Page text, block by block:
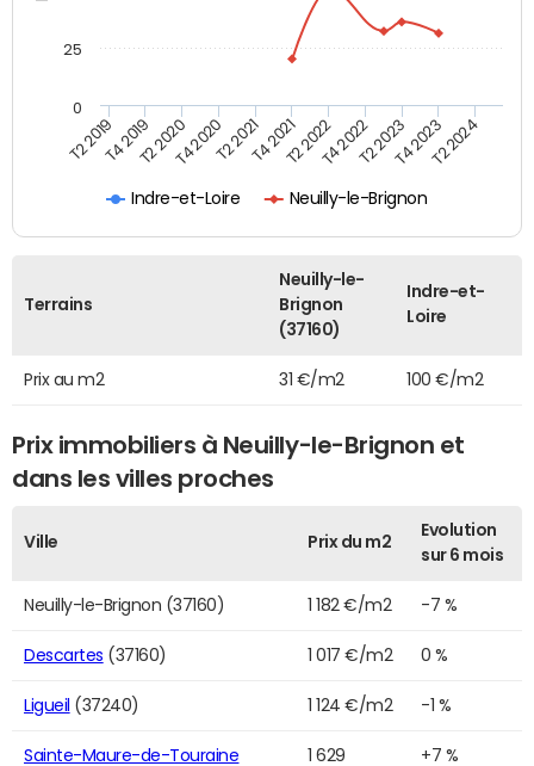
Indre-et-Loire Neuilly-le-Brignon
T2 2019T4 2019T2 2020T4 2020T2 2021T4 2021T2 2022T4 2022T2 2023T4 2023T2 2024
0
25
Terrains
Neuilly-le-
Brignon
(37160)
Indre-et-
Loire
Prix au m2 31 €/m2 100 €/m2
Prix immobiliers à Neuilly-le-Brignon et
dans les villes proches
Ville Prix du m2
Evolution
sur 6 mois
Neuilly-le-Brignon (37160) 1 182 €/m2 -7 %
Descartes (37160) 1 017 €/m2 0 %
Ligueil (37240) 1 124 €/m2 -1 %
Sainte-Maure-de-Touraine
1 629
+7 %